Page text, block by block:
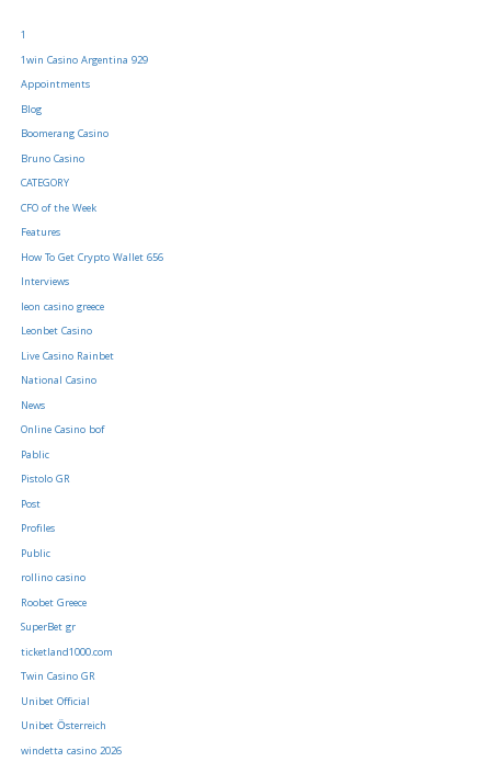
1
1win Casino Argentina 929
Appointments
Blog
Boomerang Casino
Bruno Casino
CATEGORY
CFO of the Week
Features
How To Get Crypto Wallet 656
Interviews
leon casino greece
Leonbet Casino
Live Casino Rainbet
National Casino
News
Online Casino bof
Pablic
Pistolo GR
Post
Profiles
Public
rollino casino
Roobet Greece
SuperBet gr
ticketland1000.com
Twin Casino GR
Unibet Official
Unibet Österreich
windetta casino 2026